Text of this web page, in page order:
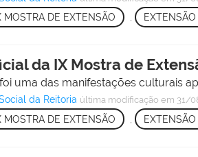
MOSTRA DE EXTENSÃO
da IX Mostra de
uma das manifestações culturais
da Reitoria última modificação em 31/
MOSTRA DE EXTENSÃO